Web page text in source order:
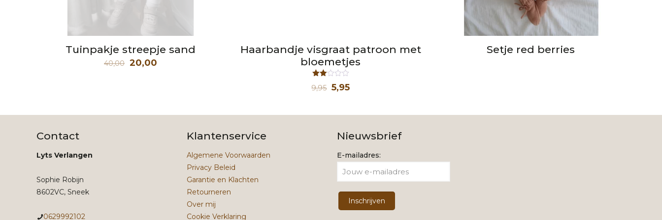
Tuinpakje streepje sand
40,00 Oorspronkelijke
20,00
Haarbandje visgraat patroon met
bloemetjes
Waardering
2.00
9,95 Oorspronkelijke
5,95Huidige
Setje red berries
Contact
Lyts Verlangen
Sophie Robijn
8602VC, Sneek
0629992102
Klantenservice
Algemene Voorwaarden
Privacy Beleid
Garantie en Klachten
Retourneren
Over mij
Cookie Verklaring
Nieuwsbrief
E-mailadres: